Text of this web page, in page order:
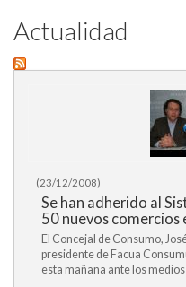
Actualidad
(23/12/2008)
Se han adherido al
50 nuevos comercios
El Concejal de Consumo,
presidente de Facua
esta mañana ante los